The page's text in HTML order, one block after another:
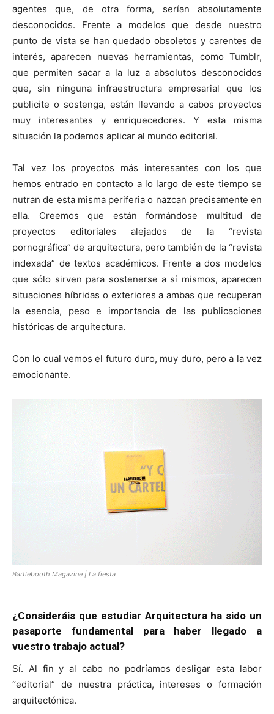
agentes que, de otra forma, serían absolutamente
desconocidos. Frente a modelos que desde nuestro
punto de vista se han quedado obsoletos y carentes de
interés, aparecen nuevas herramientas, como Tumblr,
que permiten sacar a la luz a absolutos desconocidos
que, sin ninguna infraestructura empresarial que los
publicite o sostenga, están llevando a cabos proyectos
muy interesantes y enriquecedores. Y esta misma
situación la podemos aplicar al mundo editorial.
Tal vez los proyectos más interesantes con los que
hemos entrado en contacto a lo largo de este tiempo se
nutran de esta misma periferia o nazcan precisamente en
ella. Creemos que están formándose multitud de
proyectos editoriales alejados de la “revista
pornográfica” de arquitectura, pero también de la “revista
indexada” de textos académicos. Frente a dos modelos
que sólo sirven para sostenerse a sí mismos, aparecen
situaciones híbridas o exteriores a ambas que recuperan
la esencia, peso e importancia de las publicaciones
históricas de arquitectura.
Con lo cual vemos el futuro duro, muy duro, pero a la vez
emocionante.
Bartlebooth Magazine | La fiesta
¿Consideráis que estudiar Arquitectura ha sido un
pasaporte fundamental para haber llegado a
vuestro trabajo actual?
Sí. Al fin y al cabo no podríamos desligar esta labor
“editorial” de nuestra práctica, intereses o formación
arquitectónica.